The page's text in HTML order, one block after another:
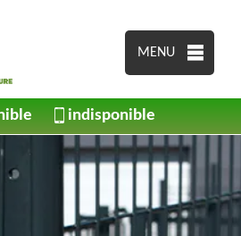
MENU
indisponible